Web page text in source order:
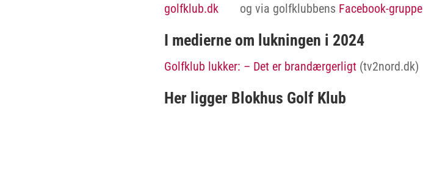
golfklub.dk
og via golfklubbens Facebook-gruppe
I medierne om lukningen i 2024
Golfklub lukker: – Det er brandærgerligt(tv2nord.dk)
Her ligger Blokhus Golf Klub